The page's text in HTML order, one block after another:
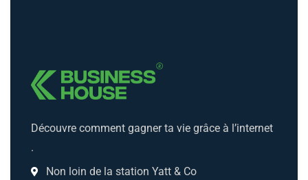
Découvre comment gagner ta vie grâce à l’internet
.
Non loin de la station Yatt & Co